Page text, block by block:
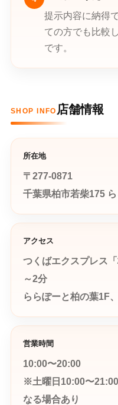
提示内容に納得
ての方でも比較
です。
SHOP INFO 店舗情報
所在地
〒277-0871
千葉県柏市若柴175
アクセス
つくばエクスプレス
～2分
ららぽーと柏の葉1F
営業時間
10:00〜20:00
※土曜日10:00〜
なる場合あり